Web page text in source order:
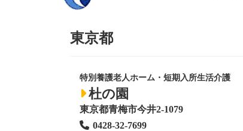
東京都
特別養護老人ホーム・短期入所生活介護
杜の園
東京都青梅市今井2-1079
0428-32-7699